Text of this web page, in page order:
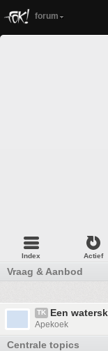
forum
Index Actief
Vraag & Aanbod
TK Een
Apekoek
Centrale topics